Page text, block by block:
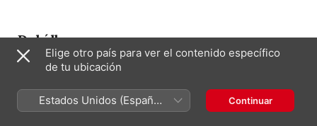
Del álbum
Chopin 12 Nocturnes Manuel
Ehlert piano
Elige otro país para ver el contenido específico
de tu ubicación
Estados Unidos (Español
México)
Continuar